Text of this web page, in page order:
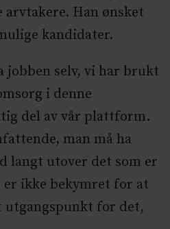
Han ønsket
kandidater.
jobben selv, vi har brukt
i denne
del av vår plattform.
man må ha
langt utover det som er
er ikke bekymret for at
for det,